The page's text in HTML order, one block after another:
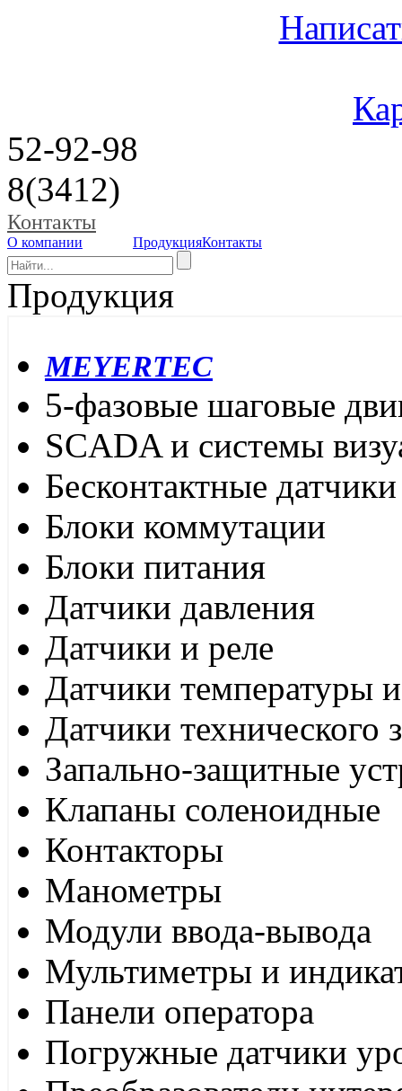
52-92-98
8(3412)
Контакты
О компании ПродукцияКонтакты
Продукция
MEYERTEC
5-фазовые шаговые
SCADA и системы
Бесконтактные датчики
Блоки коммутации
Блоки питания
Датчики давления
Датчики и реле
Датчики температуры
Датчики технического
Запально-защитные
Клапаны соленоидные
Контакторы
Манометры
Модули ввода-вывода
Мультиметры и
Панели оператора
Погружные датчики